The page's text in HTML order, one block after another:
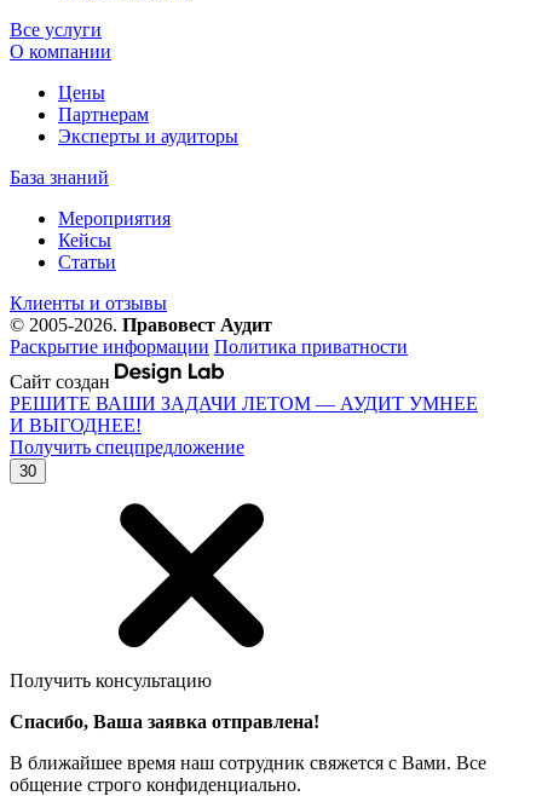
Все услуги
О компании
Цены
Партнерам
Эксперты и аудиторы
База знаний
Мероприятия
Кейсы
Статьи
Клиенты и отзывы
© 2005-2026. Правовест Аудит
Раскрытие информации Политика приватности
Сайт создан
РЕШИТЕ ВАШИ ЗАДАЧИ ЛЕТОМ — АУДИТ УМНЕЕ
И ВЫГОДНЕЕ!
Получить спецпредложение
30
Получить консультацию
Спасибо, Ваша заявка отправлена!
В ближайшее время наш сотрудник свяжется с Вами. Все
общение строго конфиденциально.